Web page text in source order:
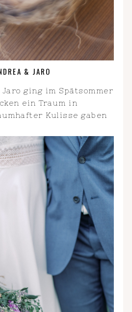
& JARO
ging im Spätsommer
ein Traum in
Kulisse gaben